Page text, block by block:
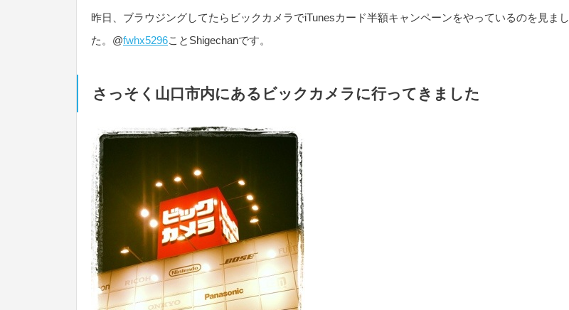
昨日、ブラウジングしてたらビックカメラでiTunesカード半額キャンペーンをやっているのを見まし
た。@fwhx5296ことShigechanです。
さっそく山口市内にあるビックカメラに行ってきました